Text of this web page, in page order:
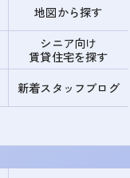
地図から探す
シニア向け
賃貸住宅を探す
新着スタッフブログ